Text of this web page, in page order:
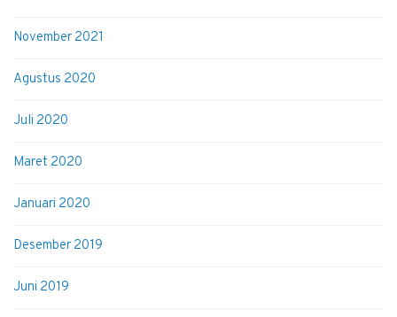
November 2021
Agustus 2020
Juli 2020
Maret 2020
Januari 2020
Desember 2019
Juni 2019